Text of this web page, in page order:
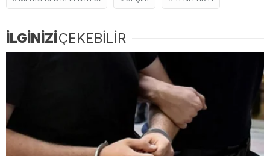
İLGİNİZİÇEKEBİLİR